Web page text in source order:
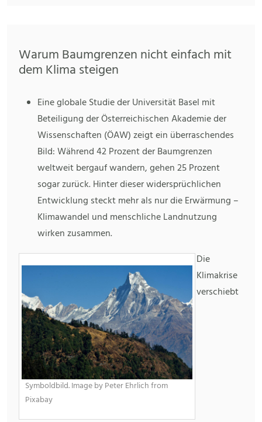
Warum Baumgrenzen nicht einfach mit
dem Klima steigen
Eine globale Studie der Universität Basel mit
Beteiligung der Österreichischen Akademie der
Wissenschaften (ÖAW) zeigt ein überraschendes
Bild: Während 42 Prozent der Baumgrenzen
weltweit bergauf wandern, gehen 25 Prozent
sogar zurück. Hinter dieser widersprüchlichen
Entwicklung steckt mehr als nur die Erwärmung –
Klimawandel und menschliche Landnutzung
wirken zusammen.
Symboldbild. Image by Peter Ehrlich from
Pixabay
Die
Klimakrise
verschiebt